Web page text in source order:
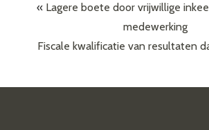
« Lagere boete door vrijwillige
medewerking
Fiscale kwalificatie van resultaten